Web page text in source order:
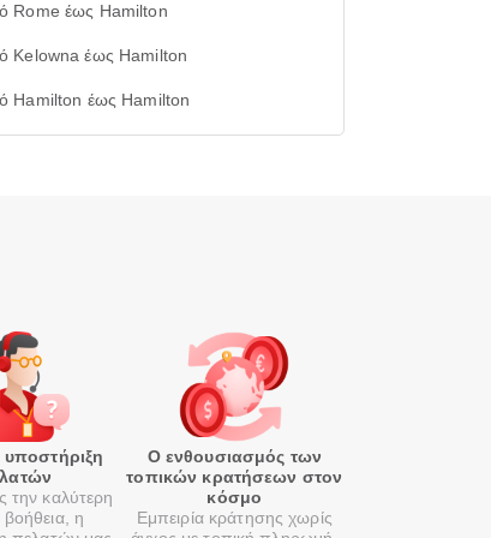
Rome έως Hamilton
Kelowna έως Hamilton
Hamilton έως Hamilton
υποστήριξη
την καλύτερη
η
Ο ενθουσιασμός των
τοπικών κρατήσεων στον
κόσμο
Εμπειρία κράτησης χωρίς